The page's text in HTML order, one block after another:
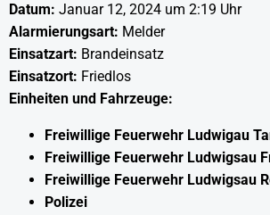
Datum: Januar 12, 2024 um 2:19 Uhr
Alarmierungsart: Melder
Einsatzart: Brandeinsatz
Einsatzort: Friedlos
Einheiten und Fahrzeuge:
Freiwillige Feuerwehr Ludwigau
Freiwillige Feuerwehr Ludwigsau
Freiwillige Feuerwehr Ludwigsau
Polizei